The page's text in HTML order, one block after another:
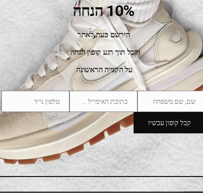
SALE
Air Jordan 1 Low Crimson Tint
775.00
475.00
10% הנחה
הירשם כעת לאתר
וקבל תוך רגע קופון הנחה
על הקנייה הראשונה
Name
שם, שם משפחה Email
Phone
Number
טלפון נייד
קבל קופון עכשיו